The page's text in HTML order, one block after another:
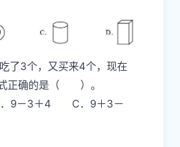
了3个，又买来4个，现在
式正确的是（ ）。
9－3＋4 C．9＋3－
4